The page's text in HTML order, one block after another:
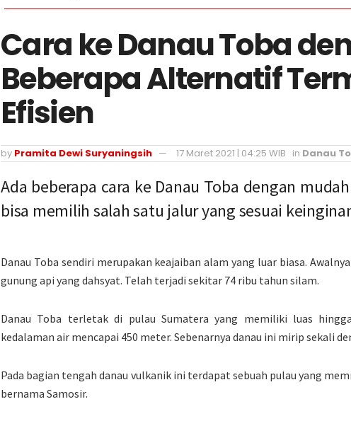
Cara ke Danau Toba
Beberapa Alternatif
Efisien
by Pramita Dewi Suryaningsih 17 Maret 2021 | 04:25 WIB in Danau
Ada beberapa cara ke Danau Toba dengan
bisa memilih salah satu jalur yang sesuai
Danau Toba sendiri merupakan keajaiban alam yang luar biasa.
gunung api yang dahsyat. Telah terjadi sekitar 74 ribu tahun silam.
Danau Toba terletak di pulau Sumatera yang memiliki luas
kedalaman air mencapai 450 meter. Sebenarnya danau ini mirip sekali
Pada bagian tengah danau vulkanik ini terdapat sebuah pulau yang
bernama Samosir.